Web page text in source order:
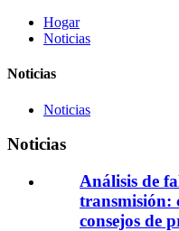
Hogar
Noticias
Noticias
Noticias
Noticias
Análisis de
transmisión:
consejos de